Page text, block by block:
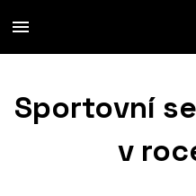
Sportovní
v